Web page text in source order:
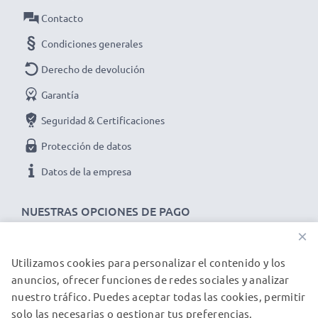
alta calidad
firmware en su dispositivo
➢ El cable USB es compatible con versiones USB
anteriores
Cable Micro USB de carga y de datos para
dispositivos KodakPixPro AZ422 EasyShare Z5010
M530:
Marca:CELLONIC
Material del Cable: PVC
Conector 2 : USB A
Versión: 2.0
Velocidad de datos (max): 480 MBit/s - USB 2.0
NUESTRAS OPCIONES DE PAGO
Contacto
Condiciones generales
Derecho de devolución
Garantía
Seguridad & Certificaciones
Protección de datos
Datos de la empresa
NUESTROS PARTNERS DE ENVÍO
×
Utilizamos cookies para personalizar el contenido y los
anuncios, ofrecer funciones de redes sociales y analizar
nuestro tráfico. Puedes aceptar todas las cookies, permitir
solo las necesarias o gestionar tus preferencias.